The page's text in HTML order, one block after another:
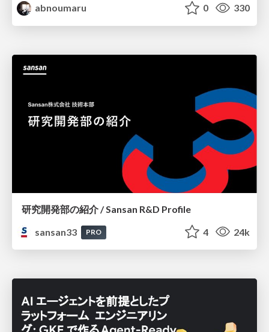
abnoumaru
0 330
研究開発部の紹介 / Sansan R&D Profile
sansan33
PRO 4 24k